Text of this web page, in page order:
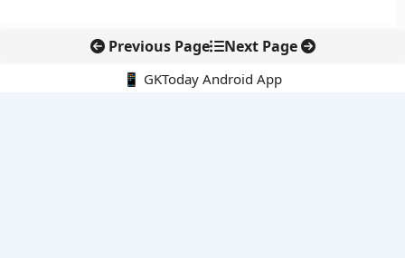
Previous Page Next Page
📱 GKToday Android App